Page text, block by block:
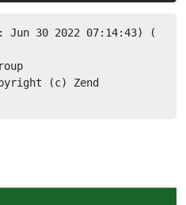
30 2022 07:14:43) (
(c) Zend